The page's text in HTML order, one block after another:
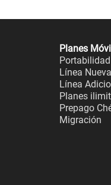
Planes
Portabilidad
Línea Nueva
Línea
Planes
Prepago
Migración